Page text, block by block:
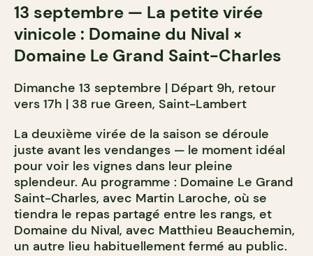
13 septembre — La petite virée
vinicole : Domaine du Nival ×
Domaine Le Grand Saint-Charles
Dimanche 13 septembre | Départ 9h, retour
vers 17h | 38 rue Green, Saint-Lambert
La deuxième virée de la saison se déroule
juste avant les vendanges — le moment idéal
pour voir les vignes dans leur pleine
splendeur. Au programme : Domaine Le Grand
Saint-Charles, avec Martin Laroche, où se
tiendra le repas partagé entre les rangs, et
Domaine du Nival, avec Matthieu Beauchemin,
un autre lieu habituellement fermé au public.